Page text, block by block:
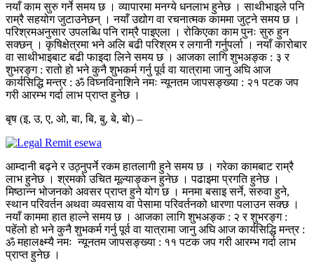
नयाँ काम सुरु गर्ने समय छ । व्यापारमा मनग्ये धनलाभ हुनेछ । साथीभाइले पनि
राम्रै सहयोग जुटाउनेछन् । नयाँ उद्योग वा रचनात्मक काममा जुट्ने समय छ ।
परिश्रमअनुसार उपलब्धि पनि राम्रै पाइएला । रोकिएका काम पुनः सुरु हुन
सक्छन् । कृषिक्षेत्रमा भने अलि बढी परिश्रम र लगानी गर्नुपर्ला । नयाँ कारोबार
वा साथीभाइबाट बढी फाइदा लिने समय छ । आजका लागि शुभअङ्क : ३ र
शुभरङ्ग : रातो हो भने कुनै शुभकर्म गर्नु पूर्व वा यात्रामा जानु अघि आज
कार्यसिद्धि मन्त्र : ॐ विघ्नविनाशिने नमः न्यूनतम जापसङ्ख्या : २१ पटक जप
गरी आरम्भ गर्दा लाभ प्राप्त हुनेछ ।
बृष (इ, उ, ए, ओ, बा, बि, बु, बे, बो) –
आम्दानी बढ्ने र उठ्नुपर्ने रकम हातलागी हुने समय छ । गरेका कामबाट राम्रै
लाभ हुनेछ । श्रमको उचित मूल्याङ्कन हुनेछ । पढाइमा प्रगति हुनेछ ।
मिष्ठान्न भोजनको अवसर प्राप्त हुने योग छ । मनमा बसाइ सर्ने, सरुवा हुने,
स्थान परिवर्तन अथवा व्यवसाय वा पेसामा परिवर्तनको धारणा पलाउन सक्छ ।
नयाँ काममा हात हाल्ने समय छ । आजका लागि शुभअङ्क : २ र शुभरङ्ग :
पहेंलो हो भने कुनै शुभकर्म गर्नु पूर्व वा यात्रामा जानु अघि आज कार्यसिद्धि मन्त्र :
ॐ महालक्ष्म्यै नमः न्यूनतम जापसङ्ख्या : ११ पटक जप गरी आरम्भ गर्दा लाभ
प्राप्त हुनेछ ।